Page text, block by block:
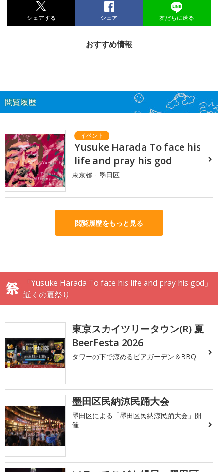
シェアする シェア 友だちに送る
おすすめ情報
閲覧履歴
Yusuke Harada To face his
life and pray his god
東京都・墨田区
閲覧履歴をもっと見る
「Yusuke Harada To face his life and pray his god」
近くの夏祭り
東京スカイツリータウン(R) 夏
BeerFesta 2026
タワーの下で涼めるビアガーデン＆BBQ
墨田区民納涼民踊大会
墨田区による「墨田区民納涼民踊大会」開
催